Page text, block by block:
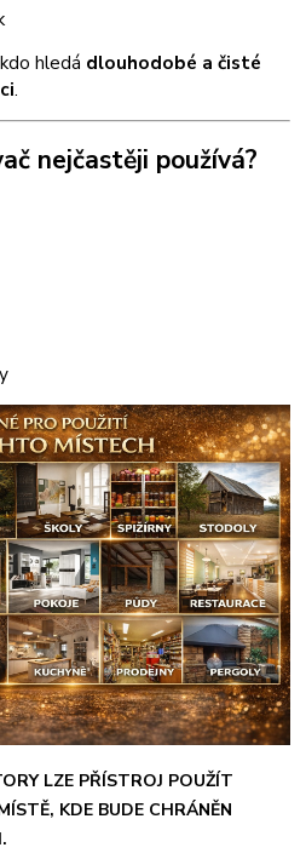
hledá dlouhodobé a čisté
.
nejčastěji používá?
LZE PŘÍSTROJ POUŽÍT
KDE BUDE CHRÁNĚN